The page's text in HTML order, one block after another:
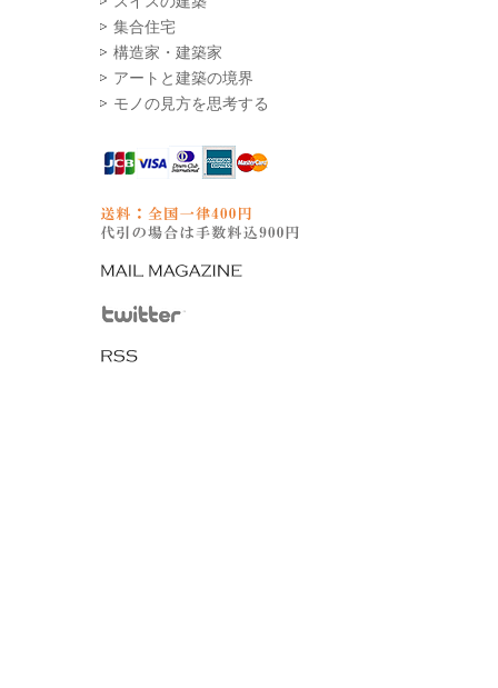
集合住宅
構造家・建築家
アートと建築の境界
モノの見方を思考する